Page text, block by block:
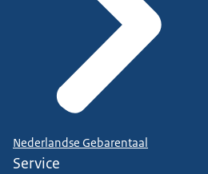
Nederlandse Gebarentaal
Service